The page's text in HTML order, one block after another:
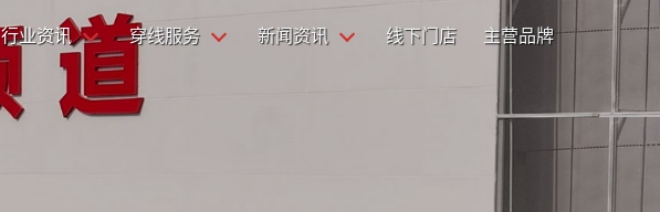
行业资讯 穿线服务 新闻资讯 线下门店 主营品牌